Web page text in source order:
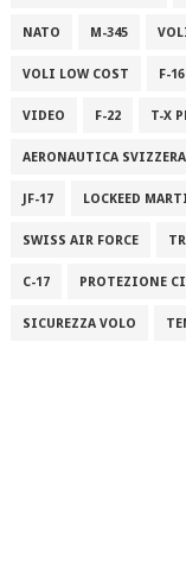
NATO M-345
VOLI LOW COST F-16
VIDEO F-22 T-X
AERONAUTICA SVIZZERA
JF-17 LOCKEED
SWISS AIR FORCE
C-17 PROTEZIONE
SICUREZZA VOLO